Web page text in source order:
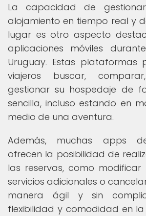
La capacidad de
alojamiento en tiempo real y
lugar es otro aspecto
aplicaciones móviles
Uruguay. Estas plataformas
viajeros buscar,
gestionar su hospedaje de
sencilla, incluso estando en
medio de una aventura.
Además, muchas apps
ofrecen la posibilidad de
las reservas, como modificar
servicios adicionales o
manera ágil y sin
flexibilidad y comodidad en